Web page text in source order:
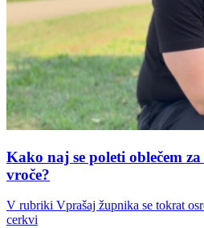
Kako naj se poleti oblečem
vroče?
V rubriki Vprašaj župnika se tokrat
cerkvi